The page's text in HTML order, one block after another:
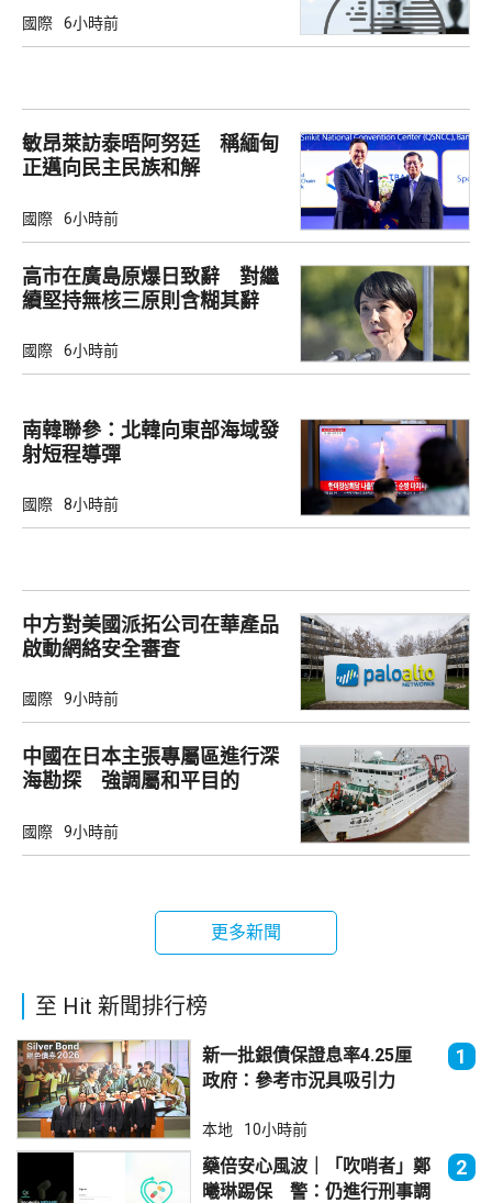
國際 6小時前
敏昂萊訪泰晤阿努廷 稱緬甸
正邁向民主民族和解
國際 6小時前
高市在廣島原爆日致辭 對繼
續堅持無核三原則含糊其辭
國際 6小時前
南韓聯參：北韓向東部海域發
射短程導彈
國際 8小時前
中方對美國派拓公司在華產品
啟動網絡安全審查
國際 9小時前
中國在日本主張專屬區進行深
海勘探 強調屬和平目的
國際 9小時前
更多新聞
至 Hit 新聞排行榜
新一批銀債保證息率4.25厘
政府：參考市況具吸引力
1
本地 10小時前
藥倍安心風波｜「吹哨者」鄭
曦琳踢保 警：仍進行刑事調
2